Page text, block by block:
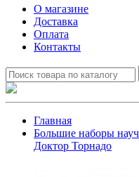
О магазине
Доставка
Оплата
Контакты
Главная
Большие наборы
Доктор Торнадо